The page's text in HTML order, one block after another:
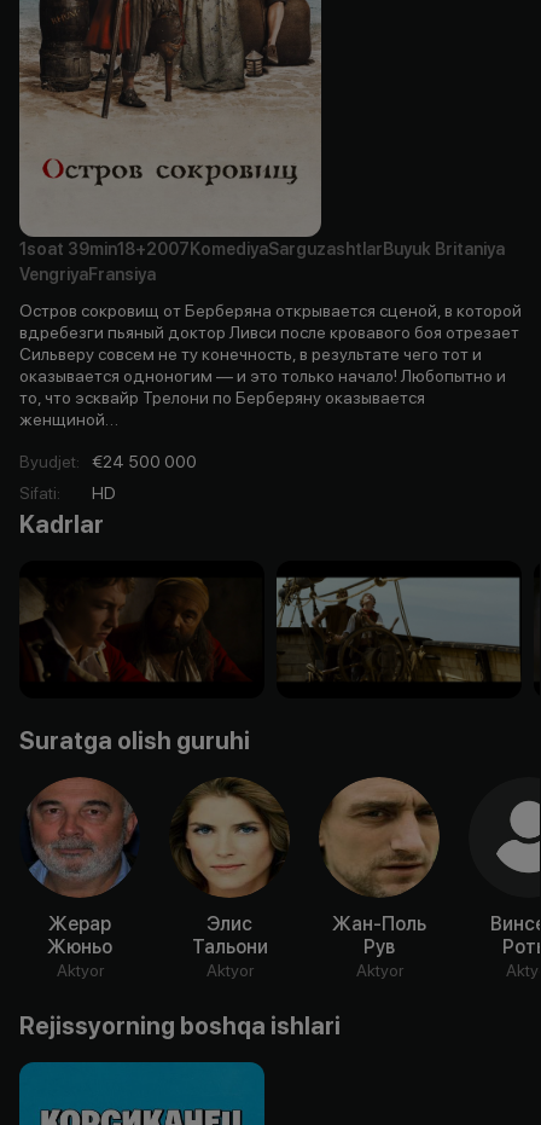
1soat 39min18+2007 KomediyaSarguzashtlar Buyuk Britaniya
VengriyaFransiya
Остров сокровищ от Берберяна открывается сценой, в которой
вдребезги пьяный доктор Ливси после кровавого боя отрезает
Сильверу совсем не ту конечность, в результате чего тот и
оказывается одноногим — и это только начало! Любопытно и
то, что эсквайр Трелони по Берберяну оказывается
женщиной…
Byudjet:
€24 500 000
Sifati: HD
Kadrlar
Suratga olish guruhi
Жерар
Жюньо
Aktyor
Элис
Тальони
Aktyor
Жан-Поль
Рув
Aktyor
Rejissyorning boshqa ishlari